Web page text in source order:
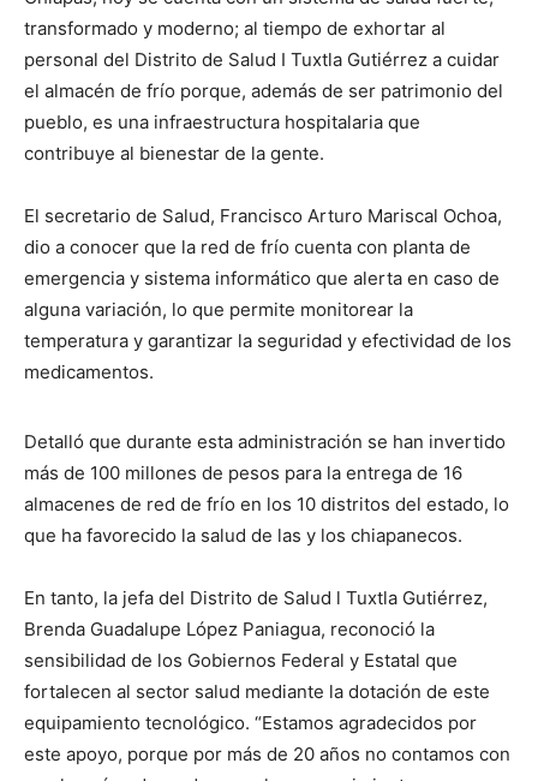
transformado y moderno; al tiempo de exhortar al
personal del Distrito de Salud I Tuxtla Gutiérrez a cuidar
el almacén de frío porque, además de ser patrimonio del
pueblo, es una infraestructura hospitalaria que
contribuye al bienestar de la gente.
El secretario de Salud, Francisco Arturo Mariscal Ochoa,
dio a conocer que la red de frío cuenta con planta de
emergencia y sistema informático que alerta en caso de
alguna variación, lo que permite monitorear la
temperatura y garantizar la seguridad y efectividad de los
medicamentos.
Detalló que durante esta administración se han invertido
más de 100 millones de pesos para la entrega de 16
almacenes de red de frío en los 10 distritos del estado, lo
que ha favorecido la salud de las y los chiapanecos.
En tanto, la jefa del Distrito de Salud l Tuxtla Gutiérrez,
Brenda Guadalupe López Paniagua, reconoció la
sensibilidad de los Gobiernos Federal y Estatal que
fortalecen al sector salud mediante la dotación de este
equipamiento tecnológico. “Estamos agradecidos por
este apoyo, porque por más de 20 años no contamos con